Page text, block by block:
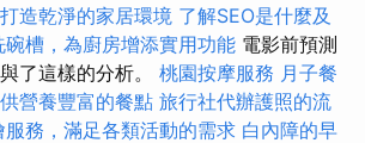
造乾淨的家居環境 了解SEO是什麼及
碗槽，為廚房增添實用功能 電影前預測
了這樣的分析。 桃園按摩服務 月子餐
營養豐富的餐點 旅行社代辦護照的流
服務，滿足各類活動的需求 白內障的早